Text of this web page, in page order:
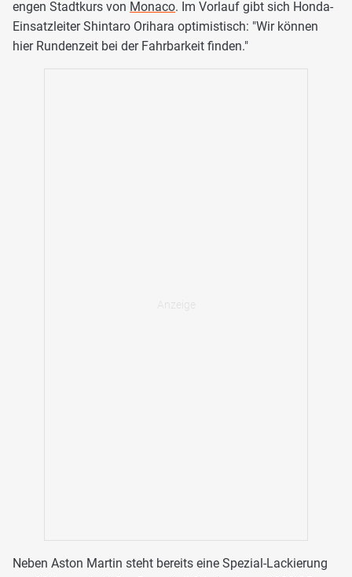
engen Stadtkurs von Monaco. Im Vorlauf gibt sich Honda-
Einsatzleiter Shintaro Orihara optimistisch: "Wir können
hier Rundenzeit bei der Fahrbarkeit finden."
Neben Aston Martin steht bereits eine Spezial-Lackierung